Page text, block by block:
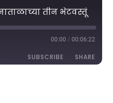
तीन भेटवस्तूं
00:00 / 00:06:22
SUBSCRIBE SHARE